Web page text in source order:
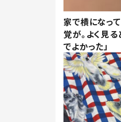
家で横になっ
覚が。よく見
でよかった」